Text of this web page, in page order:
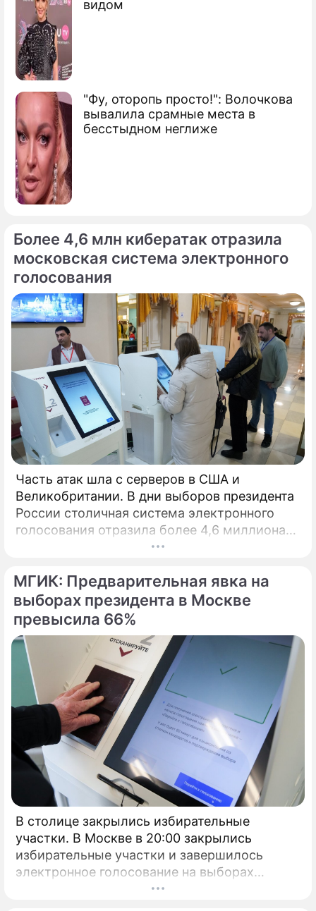
видом
"Фу, оторопь просто!": Волочкова
вывалила срамные места в
бесстыдном неглиже
Сюжеты
Ракеты Ким Чен Ира
Более 4,6 млн кибератак отразила
московская система электронного
голосования
Часть атак шла с серверов в США и
Великобритании. В дни выборов президента
России столичная система электронного
голосования отразила более 4,6 миллиона
кибератак, сообщил глава Электронного
МГИК: Предварительная явка на
выборах президента в Москве
превысила 66%
В столице закрылись избирательные
участки. В Москве в 20:00 закрылись
избирательные участки и завершилось
электронное голосование на выборах